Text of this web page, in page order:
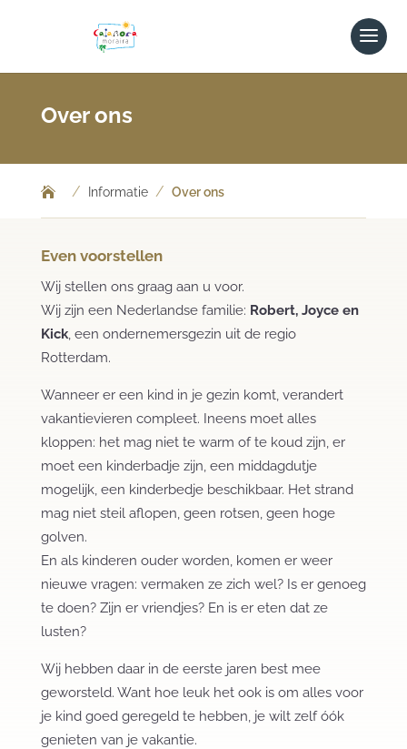
Over ons
/ Informatie / Over ons
Even voorstellen
Wij stellen ons graag aan u voor.
Wij zijn een Nederlandse familie: Robert, Joyce en
Kick, een ondernemersgezin uit de regio
Rotterdam.
Wanneer er een kind in je gezin komt, verandert
vakantievieren compleet. Ineens moet alles
kloppen: het mag niet te warm of te koud zijn, er
moet een kinderbadje zijn, een middagdutje
mogelijk, een kinderbedje beschikbaar. Het strand
mag niet steil aflopen, geen rotsen, geen hoge
golven.
En als kinderen ouder worden, komen er weer
nieuwe vragen: vermaken ze zich wel? Is er genoeg
te doen? Zijn er vriendjes? En is er eten dat ze
lusten?
Wij hebben daar in de eerste jaren best mee
geworsteld. Want hoe leuk het ook is om alles voor
je kind goed geregeld te hebben, je wilt zelf óók
genieten van je vakantie.